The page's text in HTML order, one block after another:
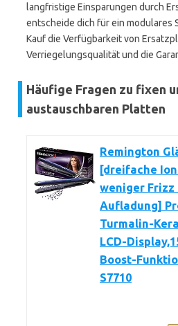
langfristige Einsparungen durch
entscheide dich für ein modulares
Kauf die Verfügbarkeit von
Verriegelungsqualität und die
Häufige Fragen zu fixen
austauschbaren Platten
Remington
[dreifache
weniger Frizz
Aufladung]
Turmalin-
LCD-
Boost-
S7710